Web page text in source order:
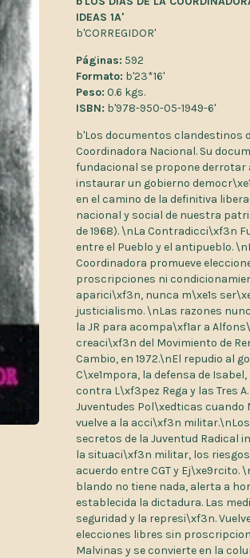
IDEAS 1A'
b'CORREGIDOR'
Páginas: 592
Formato: b'23*16'
Peso: 0.6 kgs.
ISBN: b'978-950-05-1949-6'
b'Los documentos clandestinos
Coordinadora Nacional. Su
fundacional se propone derrotar
instaurar un gobierno
en el camino de la definitiva
nacional y social de nuestra
de 1968). \nLa Contradicci\xf3n
entre el Pueblo y el antipueblo.
Coordinadora promueve
proscripciones ni
aparici\xf3n, nunca m\xe1s
justicialismo. \nLas razones
la JR para acompa\xf1ar a
creaci\xf3n del Movimiento de
Cambio, en 1972.\nEl repudio al
C\xe1mpora, la defensa de
contra L\xf3pez Rega y las Tres
Juventudes Pol\xedticas cuando
vuelve a la acci\xf3n
secretos de la Juventud Radical
la situaci\xf3n militar, los riesgos
acuerdo entre CGT y Ej\xe9rcito.
blando no tiene nada, alerta a
establecida la dictadura. Las
seguridad y la represi\xf3n.
elecciones libres sin
Malvinas y se convierte en la